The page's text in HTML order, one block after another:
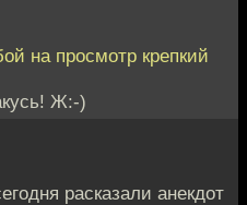
на просмотр крепкий
Ж:-)
расказали анекдот